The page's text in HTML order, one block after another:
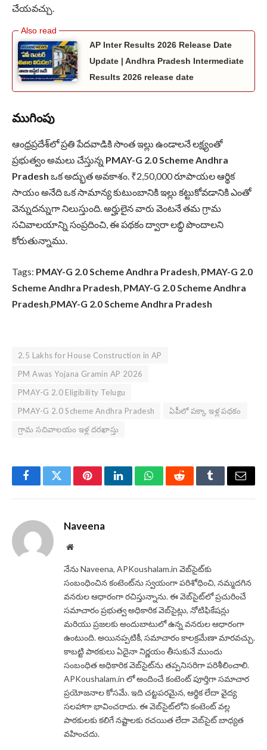
చేయవచ్చు.
AP Inter Results 2026 Release Date
Update | Andhra Pradesh Intermediate
Results 2026 release date
ముగింపు
ఆంధ్రప్రదేశ్‌లో ప్రతి పేదవాడికి సొంత ఇల్లు ఉండాలనే లక్ష్యంతో
ప్రభుత్వం అమలు చేస్తున్న PMAY-G 2.0 Scheme Andhra
Pradesh ఒక అద్భుత అవకాశం. ₹2,50,000 రూపాయల ఆర్థిక
సాయం అనేది ఒక సామాన్య కుటుంబానికి ఇల్లు కట్టుకోవడానికి ఎంతో
వెన్నుదన్నుగా నిలుస్తుంది. అర్హులైన వారు వెంటనే తమ గ్రామ
సచివాలయాన్ని సంప్రదించి, ఈ పథకం ద్వారా లబ్ధి పొందాలని
కోరుతున్నాము.
Tags: PMAY-G 2.0 Scheme Andhra Pradesh PMAY-G 2.0
Scheme Andhra Pradesh PMAY-G 2.0 Scheme Andhra
Pradesh PMAY-G 2.0 Scheme Andhra Pradesh
2.5 Lakhs for House Construction in AP
PM Awas Yojana Gramin AP 2026
PMAY-G 2.0 Eligibility Telugu
PMAY-G 2.0 Scheme Andhra Pradesh
ఏపీలో పక్కా ఇళ్ల పథకం
గ్రామ సచివాలయం ఇళ్ల దరఖాస్తు
FacebookTwitterPinterestLinkedInWhatsAppRedditTumblrEmail
Naveena
Website
నేను Naveena, APKoushalam.in వెబ్‌సైట్‌కు
సంబంధించిన కంటెంట్‌ను స్వయంగా పరిశోధించి, నమ్మదగిన
వనరుల ఆధారంగా రచిస్తున్నాను. ఈ వెబ్‌సైట్‌లో ప్రచురించే
సమాచారం ప్రభుత్వ అధికారిక వెబ్‌సైట్లు, నోటిఫికేషన్లు
మరియు ప్రజలకు అందుబాటులో ఉన్న వనరుల ఆధారంగా
ఉంటుంది. అయినప్పటికీ, సమాచారం కాలక్రమేణా మారవచ్చు.
కాబట్టి పాఠకులు ఏదైనా నిర్ణయం తీసుకునే ముందు
సంబంధిత అధికారిక వెబ్‌సైట్‌ను తప్పనిసరిగా పరిశీలించాలి.
APKoushalam.in లో అందించే కంటెంట్ పూర్తిగా సమాచార
ప్రయోజనాల కోసమే. ఇది చట్టపరమైన, ఆర్థిక లేదా వైద్య
సలహాగా భావించరాదు. ఈ వెబ్‌సైట్‌లోని కంటెంట్ వల్ల
పాఠకులకు కలిగే నష్టాలకు రచయిత లేదా వెబ్‌సైట్ బాధ్యత
వహించదు.